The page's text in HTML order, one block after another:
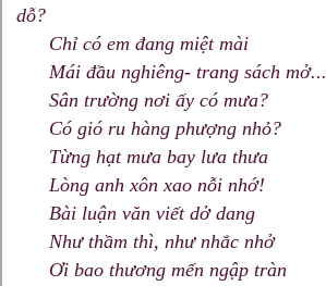
dỗ?
Chỉ có em đang miệt mài
Mái đầu nghiêng- trang sách mở...
Sân trường nơi ấy có mưa?
Có gió ru hàng phượng nhỏ?
Từng hạt mưa bay lưa thưa
Lòng anh xôn xao nỗi nhớ!
Bài luận văn viết dở dang
Như thầm thì, như nhắc nhở
Ơi bao thương mến ngập tràn